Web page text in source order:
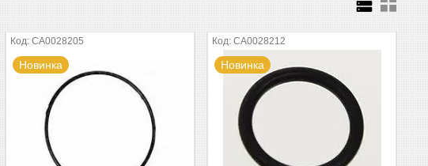
CA0028205
Новинка
CA0028212
Новинка